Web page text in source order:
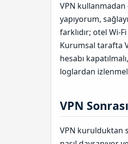
VPN
yapıyorum,
farklıdır; otel Wi-
Kurumsal tarafta
hesabı
loglardan
VPN
VPN kurulduktan